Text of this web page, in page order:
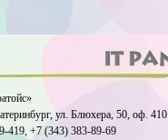
ул. Блюхера, 50, оф. 410
419, +7 (343) 383-89-69